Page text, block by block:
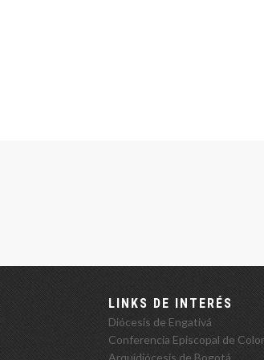
LINKS DE INTERÉS
Diócesis de Engativá
Conferencia Episcopal de
Arquidiócesis de Bogotá